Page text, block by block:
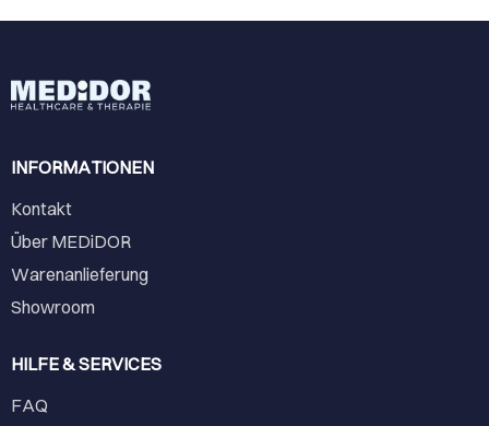
INFORMATIONEN
Kontakt
Über MEDiDOR
Warenanlieferung
Showroom
HILFE & SERVICES
FAQ